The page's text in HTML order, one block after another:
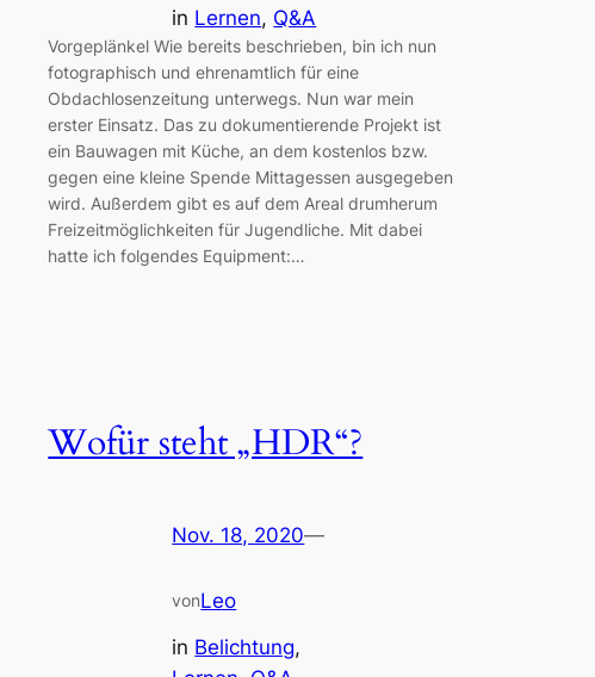
in Lernen, Q&A
Vorgeplänkel Wie bereits beschrieben, bin ich nun
fotographisch und ehrenamtlich für eine
Obdachlosenzeitung unterwegs. Nun war mein
erster Einsatz. Das zu dokumentierende Projekt ist
ein Bauwagen mit Küche, an dem kostenlos bzw.
gegen eine kleine Spende Mittagessen ausgegeben
wird. Außerdem gibt es auf dem Areal drumherum
Freizeitmöglichkeiten für Jugendliche. Mit dabei
hatte ich folgendes Equipment:…
Wofür steht „HDR“?
Nov. 18, 2020—
vonLeo
in Belichtung